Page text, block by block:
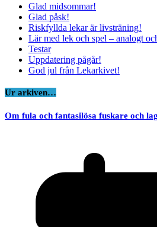
Glad midsommar!
Glad påsk!
Riskfyllda lekar är livsträning!
Lär med lek och spel – analogt
Testar
Uppdatering pågår!
God jul från Lekarkivet!
Ur arkiven…
Om fula och fantasilösa fuskare och